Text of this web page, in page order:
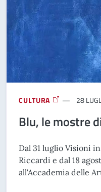
CULTURA 28
Blu, le mostre
Dal 31 luglio Visioni
Riccardi e dal 18
all'Accademia delle